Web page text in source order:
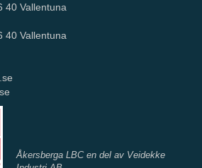
40 Vallentuna
40 Vallentuna
Åkersberga LBC en del av Veidekke